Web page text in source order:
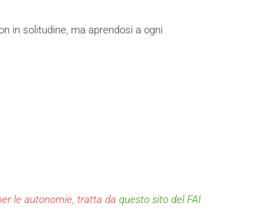
in solitudine, ma aprendosi a ogni
le autonomie, tratta da questo sito del FAI